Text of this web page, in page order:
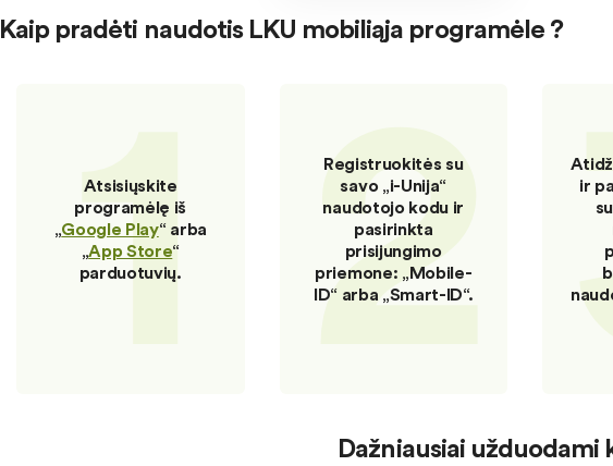
Kaip pradėti naudotis LKU mobiliąja programėle ?
1
Atsisiųskite
programėlę iš
„Google Play“ arba
„App Store“
parduotuvių.
2
Registruokitės su
savo „i-Unija“
naudotojo kodu ir
pasirinkta
prisijungimo
priemone: „Mobile-
ID“ arba „Smart-ID“.
ir
Dažniausiai užduodami